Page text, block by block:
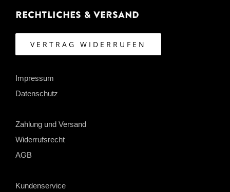
Rechtliches & Versand
VERTRAG WIDERRUFEN
Impressum
Datenschutz
Zahlung und Versand
Widerrufsrecht
AGB
Kundenservice